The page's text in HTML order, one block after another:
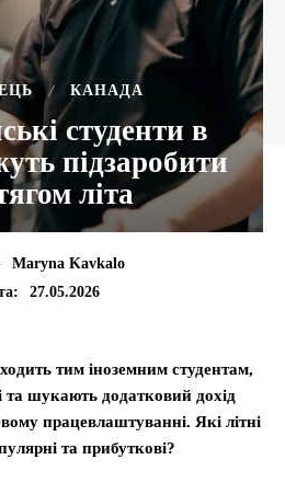
КАНАДА
студенти в
підзаробити
літа
Maryna Kavkalo
27.05.2026
тим іноземним студентам,
та шукають додатковий дохід
працевлаштуванні. Які літні
та прибуткові?